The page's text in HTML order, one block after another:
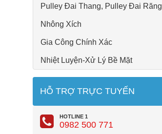
Pulley Đai Thang, Pulley Đai Răng
Nhông Xích
Gia Công Chính Xác
Nhiệt Luyện-Xử Lý Bề Mặt
HỖ TRỢ TRỰC TUYẾN
HOTLINE 1
0982 500 771